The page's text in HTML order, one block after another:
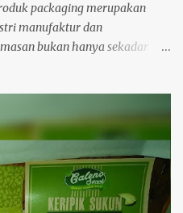
packaging merupakan
manufaktur dan
bukan hanya sekadar
logistik, dan menjaga
essay ini, kita akan
produk packaging,
yang dapat diambil untuk
dalam industri ini.
bahwa packaging